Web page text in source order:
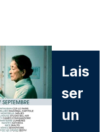
Lais
ser
un